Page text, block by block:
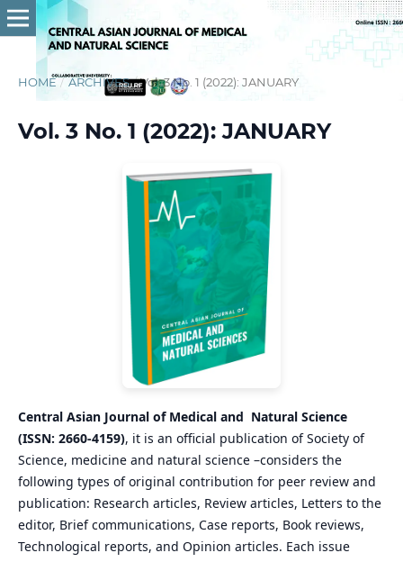
HOME / ARCHIVES / Vol. 3 No. 1 (2022): JANUARY
Vol. 3 No. 1 (2022): JANUARY
Central Asian Journal of Medical and Natural Science
(ISSN: 2660-4159), it is an official publication of Society of
Science, medicine and natural science –considers the
following types of original contribution for peer review and
publication: Research articles, Review articles, Letters to the
editor, Brief communications, Case reports, Book reviews,
Technological reports, and Opinion articles. Each issue